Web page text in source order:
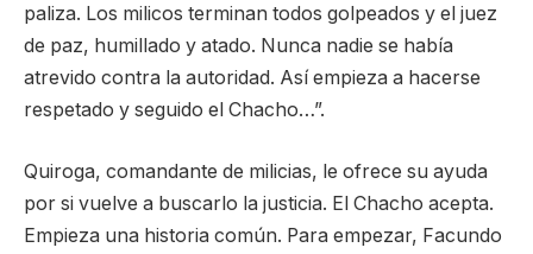
paliza. Los milicos terminan todos golpeados y el juez
de paz, humillado y atado. Nunca nadie se había
atrevido contra la autoridad. Así empieza a hacerse
respetado y seguido el Chacho…”.
Quiroga, comandante de milicias, le ofrece su ayuda
por si vuelve a buscarlo la justicia. El Chacho acepta.
Empieza una historia común. Para empezar, Facundo